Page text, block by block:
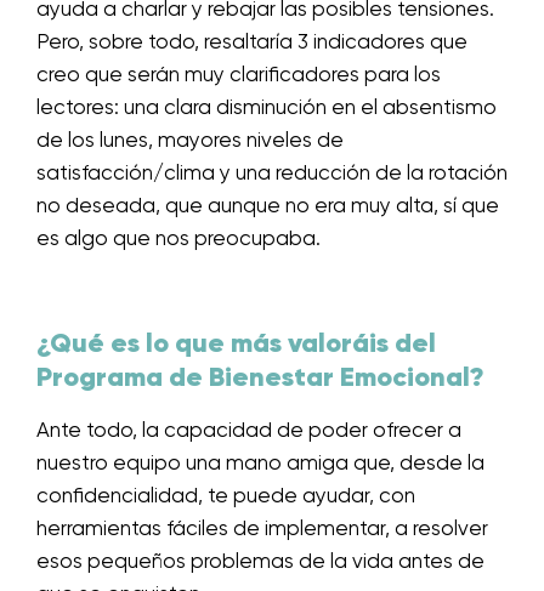
ayuda a charlar y rebajar las posibles tensiones.
Pero, sobre todo, resaltaría 3 indicadores que
creo que serán muy clarificadores para los
lectores: una clara disminución en el absentismo
de los lunes, mayores niveles de
satisfacción/clima y una reducción de la rotación
no deseada, que aunque no era muy alta, sí que
es algo que nos preocupaba.
¿Qué es lo que más valoráis del
Programa de Bienestar Emocional?
Ante todo, la capacidad de poder ofrecer a
nuestro equipo una mano amiga que, desde la
confidencialidad, te puede ayudar, con
herramientas fáciles de implementar, a resolver
esos pequeños problemas de la vida antes de